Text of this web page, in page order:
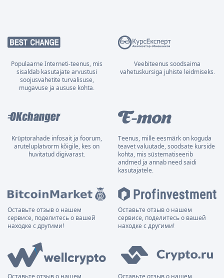
Populaarne Interneti-teenus, mis
sisaldab kasutajate arvustusi
soojusvahetite turvalisuse,
mugavuse ja aususe kohta.
Veebiteenus soodsaima
vahetuskursiga juhiste leidmiseks.
Krüptorahade infosait ja foorum,
aruteluplatvorm kõigile, kes on
huvitatud digivarast.
Teenus, mille eesmärk on koguda
teavet valuutade, soodsate kurside
kohta, mis süstematiseerib
andmed ja annab need saidi
kasutajatele.
Оставьте отзыв о нашем
сервисе, поделитесь о вашей
находке с другими!
Оставьте отзыв о нашем
сервисе, поделитесь о вашей
находке с другими!